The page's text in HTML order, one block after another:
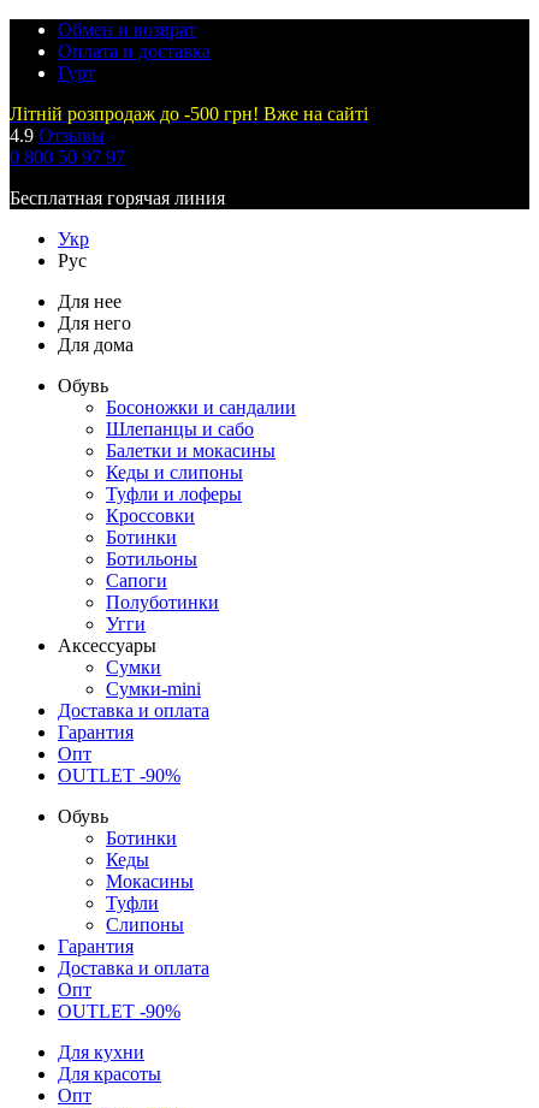
Обмен и возврат
Оплата и доставка
Гурт
Літній розпродаж до -500 грн! Вже на сайті
4.9 Отзывы
0 800 50 97 97
Бесплатная горячая линия
Укр
Рус
Для нее
Для него
Для дома
Обувь
Босоножки и сандалии
Шлепанцы и сабо
Балетки и мокасины
Кеды и слипоны
Туфли и лоферы
Кроссовки
Ботинки
Ботильоны
Сапоги
Полуботинки
Угги
Аксессуары
Сумки
Сумки-mini
Доставка и оплата
Гарантия
Опт
OUTLET -90%
Обувь
Ботинки
Кеды
Мокасины
Туфли
Слипоны
Гарантия
Доставка и оплата
Опт
OUTLET -90%
Для кухни
Для красоты
Опт